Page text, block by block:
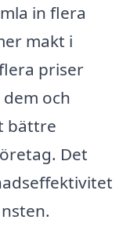
in flera
makt i
priser
och
bättre
Det